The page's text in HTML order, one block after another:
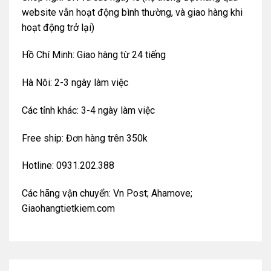
website vẫn hoạt động bình thường, và giao hàng khi
hoạt động trở lại)
Hồ Chí Minh: Giao hàng từ 24 tiếng
Hà Nôi: 2-3 ngày làm việc
Các tỉnh khác: 3-4 ngày làm việc
Free ship: Đơn hàng trên 350k
Hotline: 0931.202.388
Các hãng vận chuyển: Vn Post; Ahamove;
Giaohangtietkiem.com